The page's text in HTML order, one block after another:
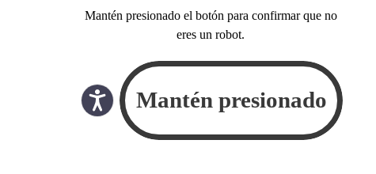
Mantén presionado el botón para confirmar que no
eres un robot.